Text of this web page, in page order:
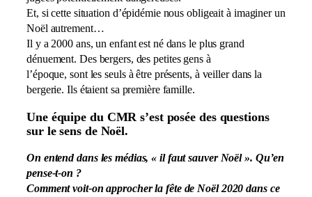
Et, si cette situation d’épidémie nous obligeait à imaginer un
Noël autrement…
Il y a 2000 ans, un enfant est né dans le plus grand
dénuement. Des bergers, des petites gens à
l’époque, sont les seuls à être présents, à veiller dans la
bergerie. Ils étaient sa première famille.
Une équipe du CMR s’est posée des questions
sur le sens de Noël.
On entend dans les médias, « il faut sauver Noël ». Qu’en
pense-t-on ?
Comment voit-on approcher la fête de Noël 2020 dans ce